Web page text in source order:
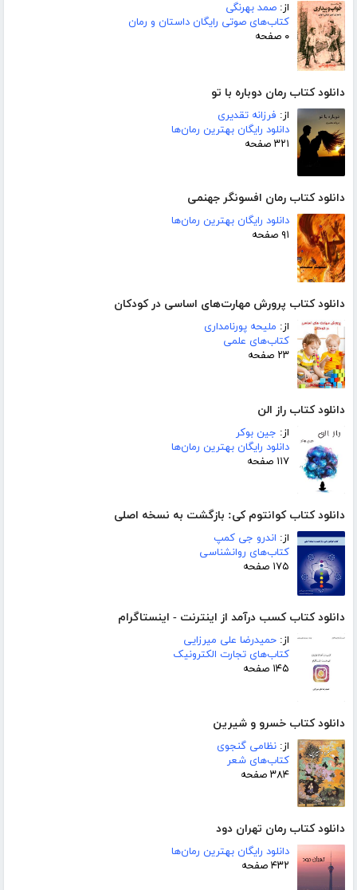
از: صمد بهرنگی
کتاب‌های صوتی رایگان داستان و رمان
۰ صفحه
دانلود کتاب رمان دوباره با تو
از: فرزانه تقدیری
دانلود رایگان بهترین رمان‌ها
۳۲۱ صفحه
دانلود کتاب رمان افسونگر جهنمی
دانلود رایگان بهترین رمان‌ها
۹۱ صفحه
دانلود کتاب پرورش مهارت‌های اساسی در کودکان
از: ملیحه پورنامداری
کتاب‌های علمی
۲۳ صفحه
دانلود کتاب راز الن
از: جین بوکر
دانلود رایگان بهترین رمان‌ها
۱۱۷ صفحه
دانلود کتاب کوانتوم کی: بازگشت به نسخه اصلی
از: اندرو جی کمپ
کتاب‌های روانشناسی
۱۷۵ صفحه
دانلود کتاب کسب درآمد از اینترنت - اینستاگرام
از: حمیدرضا علی میرزایی
کتاب‌های تجارت الکترونیک
۱۴۵ صفحه
دانلود کتاب خسرو و شیرین
از: نظامی گنجوی
کتاب‌های شعر
۳۸۴ صفحه
دانلود کتاب رمان تهران دود
دانلود رایگان بهترین رمان‌ها
۴۳۲ صفحه